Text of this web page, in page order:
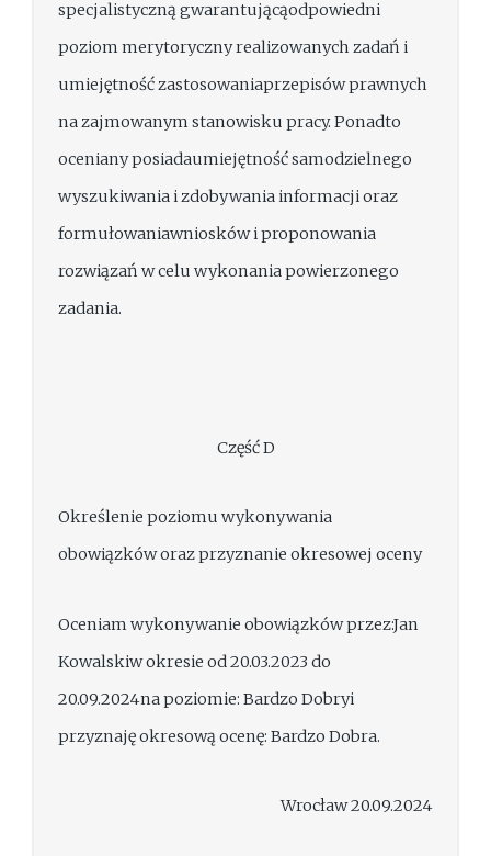
specjalistyczną gwarantującąodpowiedni
poziom merytoryczny realizowanych zadań i
umiejętność zastosowaniaprzepisów prawnych
na zajmowanym stanowisku pracy. Ponadto
oceniany posiadaumiejętność samodzielnego
wyszukiwania i zdobywania informacji oraz
formułowaniawniosków i proponowania
rozwiązań w celu wykonania powierzonego
zadania.
Część D
Określenie poziomu wykonywania
obowiązków oraz przyznanie okresowej oceny
Oceniam wykonywanie obowiązków przez:Jan
Kowalskiw okresie od 20.03.2023 do
20.09.2024na poziomie: Bardzo Dobryi
przyznaję okresową ocenę: Bardzo Dobra.
Wrocław 20.09.2024